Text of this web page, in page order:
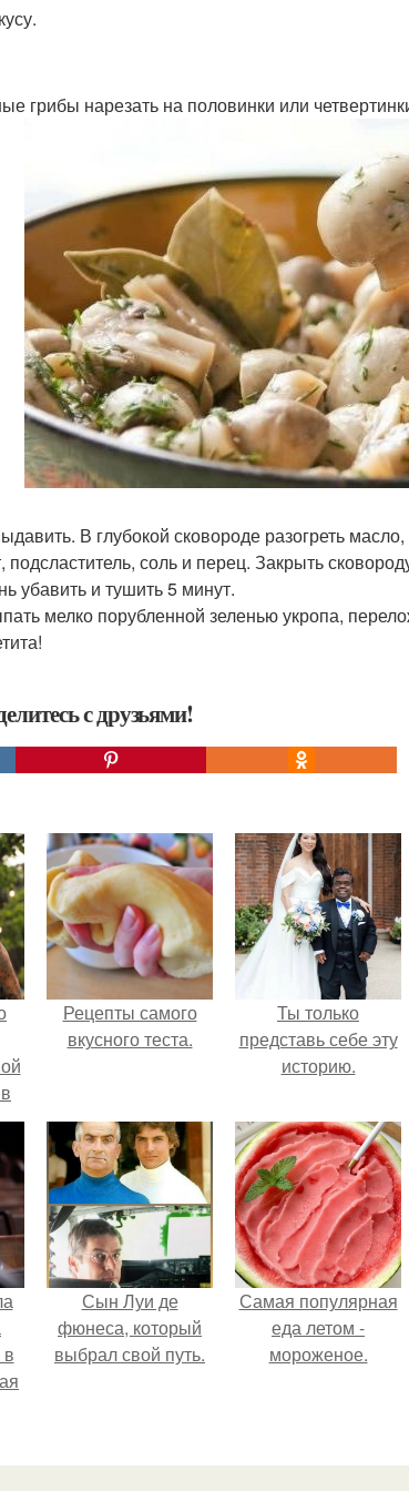
грибы нарезать на половинки или
В глубокой сковороде разогреть
подсластитель, соль и перец. Закрыть
убавить и тушить 5 минут.
мелко порубленной зеленью укропа,
с друзьями!
Рецепты самого
вкусного теста.
Ты только
представь себе эту
историю.
Сын Луи де
фюнеса, который
выбрал свой путь.
Самая популярная
еда летом -
мороженое.